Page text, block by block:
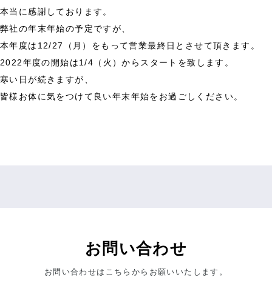
本当に感謝しております。
弊社の年末年始の予定ですが、
本年度は12/27（月）をもって営業最終日とさせて頂きます。
2022年度の開始は1/4（火）からスタートを致します。
寒い日が続きますが、
皆様お体に気をつけて良い年末年始をお過ごしください。
お問い合わせ
お問い合わせはこちらからお願いいたします。